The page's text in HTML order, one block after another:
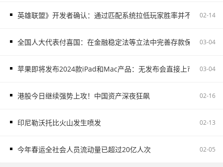
英雄联盟》开发者确认：通过匹配系统拉低玩家胜率并不存在02-14
全国人大代表付喜国：在金融稳定法等立法中完善存款保险制度
03-04
苹果即将发布2024款iPad和Mac产品：无发布会直接上市 03-04
港股今日继续强势上攻！中国资产深夜狂飙 02-16
印尼勒沃托比火山发生喷发 02-13
今年春运全社会人员流动量已超过20亿人次 02-05